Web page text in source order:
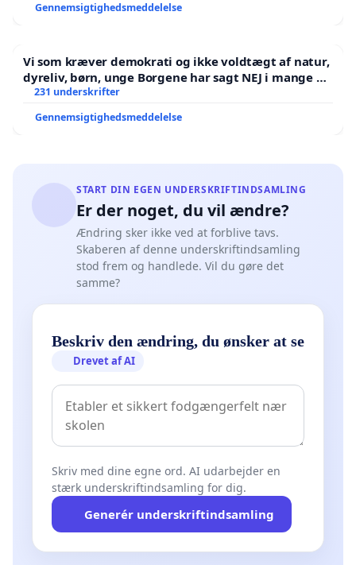
Gennemsigtighedsmeddelelse
Vi som kræver demokrati og ikke voldtægt af natur,
dyreliv, børn, unge Borgene har sagt NEJ i mange år.
Der er
231 underskrifter
Gennemsigtighedsmeddelelse
START DIN EGEN UNDERSKRIFTINDSAMLING
Er der noget, du vil ændre?
Ændring sker ikke ved at forblive tavs.
Skaberen af denne underskriftindsamling
stod frem og handlede. Vil du gøre det
samme?
Beskriv den ændring, du ønsker at se
Drevet af AI
Skriv med dine egne ord. AI udarbejder en
stærk underskriftindsamling for dig.
Generér underskriftindsamling